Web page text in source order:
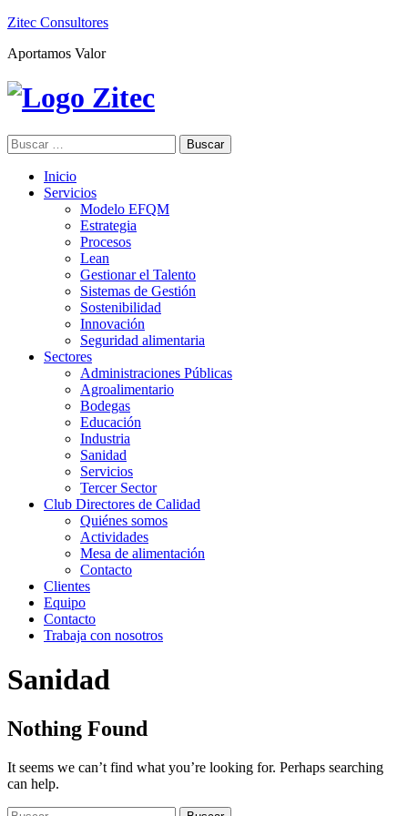
Zitec Consultores
Aportamos Valor
Buscar:
Inicio
Servicios
Modelo EFQM
Estrategia
Procesos
Lean
Gestionar el Talento
Sistemas de Gestión
Sostenibilidad
Innovación
Seguridad alimentaria
Sectores
Administraciones Públicas
Agroalimentario
Bodegas
Educación
Industria
Sanidad
Servicios
Tercer Sector
Club Directores de Calidad
Quiénes somos
Actividades
Mesa de alimentación
Contacto
Clientes
Equipo
Contacto
Trabaja con nosotros
Sanidad
Nothing Found
It seems we can’t find what you’re looking for. Perhaps searching
can help.